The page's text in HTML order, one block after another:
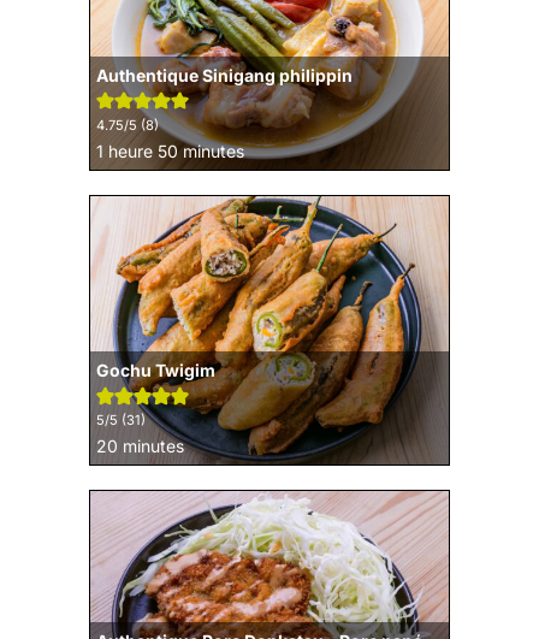
Authentique Sinigang philippin
4.75/5 (8)
1 heure
heure 50 minutes
minutes
Gochu Twigim
5/5 (31)
20 minutes
minutes